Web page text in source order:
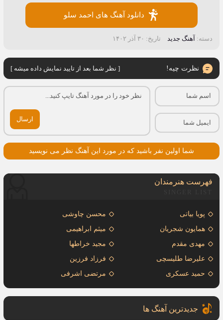
دانلود آهنگ های احمد سلو
دسته: آهنگ جدید تاریخ: ۳۰ آذر ۱۴۰۲
نظرت چیه! [ نظر شما بعد از تایید نمایش داده میشه ]
ارسال
شما اولین نفر باشید که در مورد این آهنگ نظر می نویسید
فهرست هنرمندان
پویا بیاتی
محسن چاوشی
همایون شجریان
میثم ابراهیمی
مهدی مقدم
مجید خراطها
علیرضا طلیسچی
فرزاد فرزین
حمید عسکری
مرتضی اشرفی
جدیدترین آهنگ ها